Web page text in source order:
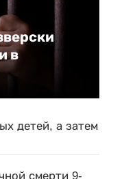
в
детей, а затем
смерти 9-